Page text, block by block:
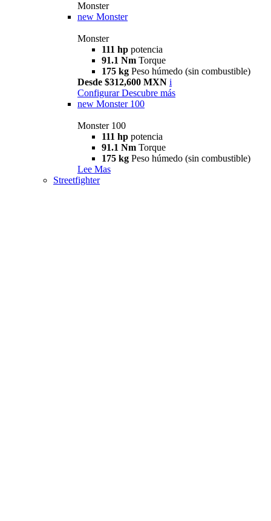
Monster
new Monster
Monster
111 hp potencia
91.1 Nm Torque
175 kg Peso húmedo (sin combustible)
Desde $312,600 MXN i
Configurar Descubre más
new Monster 100
Monster 100
111 hp potencia
91.1 Nm Torque
175 kg Peso húmedo (sin combustible)
Lee Mas
Streetfighter